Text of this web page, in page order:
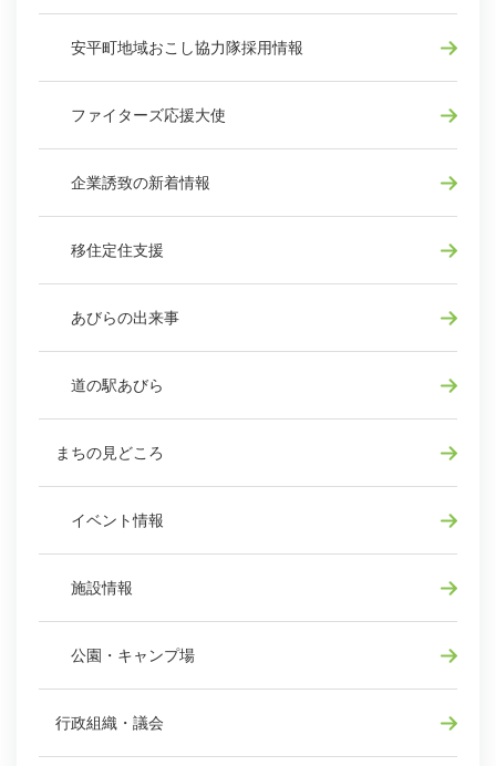
安平町地域おこし協力隊採用情報
ファイターズ応援大使
企業誘致の新着情報
移住定住支援
あびらの出来事
道の駅あびら
まちの見どころ
イベント情報
施設情報
公園・キャンプ場
行政組織・議会